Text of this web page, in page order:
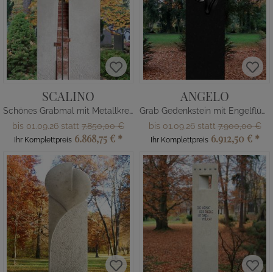
SCALINO
Schönes Grabmal mit Metallkreuz
bis 01.09.26 statt 7.850,00 €
Ihr Komplettpreis 6.868,75 € *
ANGELO
Grab Gedenkstein mit Engelflügel
bis 01.09.26 statt7.900,00 €
Ihr Komplettpreis 6.912,50 € *